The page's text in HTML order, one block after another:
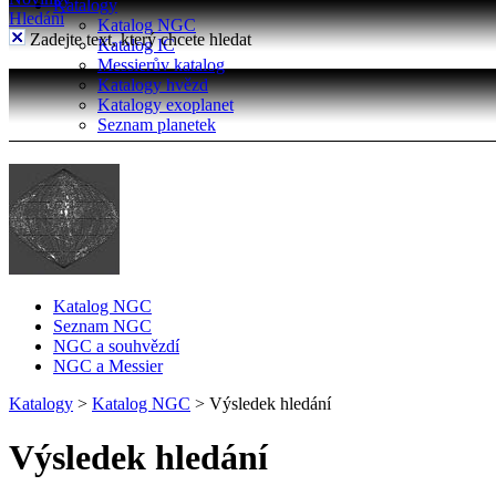
Katalogy
Katalog NGC
Katalog IC
Messierův katalog
Katalogy hvězd
Katalogy exoplanet
Seznam planetek
Hledání
Zadejte text, který chcete hledat
Katalog NGC
Seznam NGC
NGC a souhvězdí
NGC a Messier
Katalogy > Katalog NGC > Výsledek hledání
Výsledek hledání